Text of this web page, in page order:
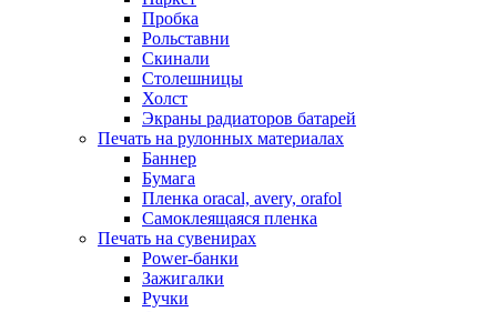
Пробка
Рольставни
Скинали
Столешницы
Холст
Экраны радиаторов батарей
Печать на рулонных материалах
Баннер
Бумага
Пленка oracal, avery, orafol
Самоклеящаяся пленка
Печать на сувенирах
Power-банки
Зажигалки
Ручки